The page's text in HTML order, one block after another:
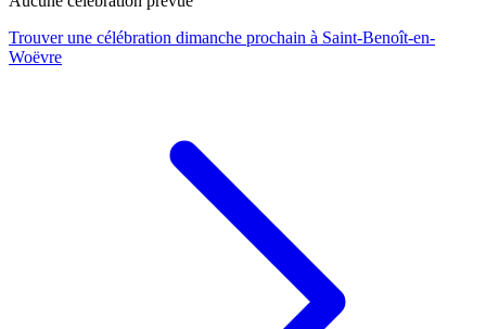
Trouver une célébration dimanche prochain à Saint-Benoît-en-
Woëvre